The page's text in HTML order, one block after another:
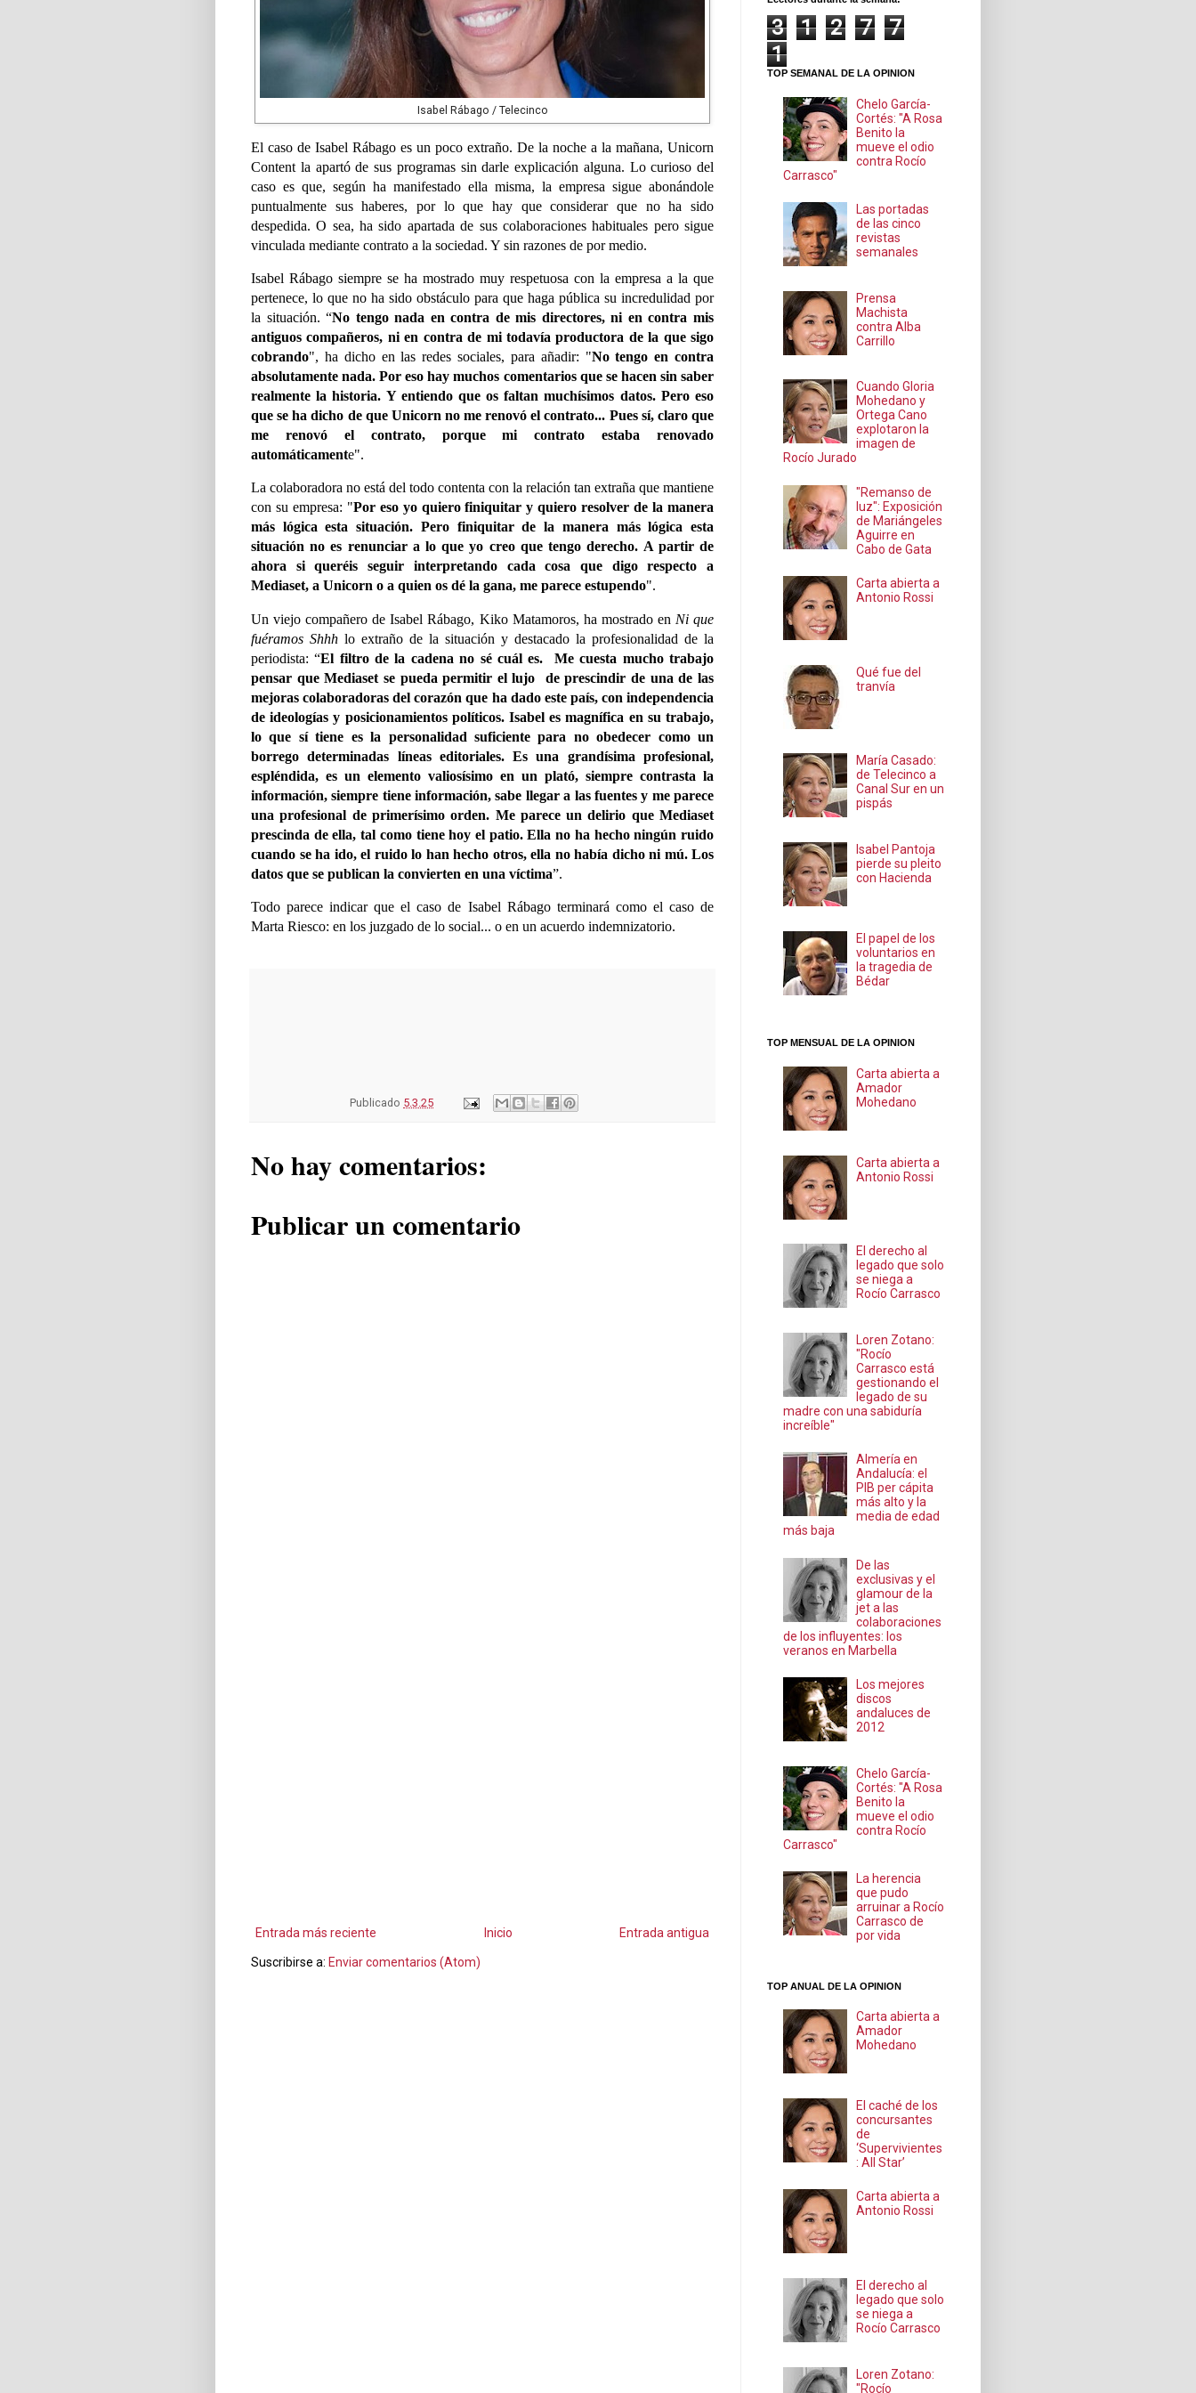
Isabel Rábago / Telecinco
El caso de Isabel Rábago es un poco extraño. De la noche a la mañana, Unicorn
Content la apartó de sus programas sin darle explicación alguna. Lo curioso del
caso es que, según ha manifestado ella misma, la empresa sigue abonándole
puntualmente sus haberes, por lo que hay que considerar que no ha sido
despedida. O sea, ha sido apartada de sus colaboraciones habituales pero sigue
vinculada mediante contrato a la sociedad. Y sin razones de por medio.
Isabel Rábago siempre se ha mostrado muy respetuosa con la empresa a la que
pertenece, lo que no ha sido obstáculo para que haga pública su incredulidad por
la situación. “No tengo nada en contra de mis directores, ni en contra mis
antiguos compañeros, ni en contra de mi todavía productora de la que sigo
cobrando", ha dicho en las redes sociales, para añadir: "No tengo en contra
absolutamente nada. Por eso hay muchos comentarios que se hacen sin saber
realmente la historia. Y entiendo que os faltan muchísimos datos. Pero eso
que se ha dicho de que Unicorn no me renovó el contrato... Pues sí, claro que
me renovó el contrato, porque mi contrato estaba renovado
automáticamente".
La colaboradora no está del todo contenta con la relación tan extraña que mantiene
con su empresa: "Por eso yo quiero finiquitar y quiero resolver de la manera
más lógica esta situación. Pero finiquitar de la manera más lógica esta
situación no es renunciar a lo que yo creo que tengo derecho. A partir de
ahora si queréis seguir interpretando cada cosa que digo respecto a
Mediaset, a Unicorn o a quien os dé la gana, me parece estupendo".
Un viejo compañero de Isabel Rábago, Kiko Matamoros, ha mostrado en Ni que
fuéramos Shhh lo extraño de la situación y destacado la profesionalidad de la
periodista: “El filtro de la cadena no sé cuál es.
Me cuesta mucho trabajo
pensar que Mediaset se pueda permitir el lujo
de prescindir de una de las
mejoras colaboradoras del corazón que ha dado este país, con independencia
de ideologías y posicionamientos políticos. Isabel es magnífica en su trabajo,
lo que sí tiene es la personalidad suficiente para no obedecer como un
borrego determinadas líneas editoriales. Es una grandísima profesional,
espléndida, es un elemento valiosísimo en un plató, siempre contrasta la
información, siempre tiene información, sabe llegar a las fuentes y me parece
una profesional de primerísimo orden. Me parece un delirio que Mediaset
prescinda de ella, tal como tiene hoy el patio. Ella no ha hecho ningún ruido
cuando se ha ido, el ruido lo han hecho otros, ella no había dicho ni mú. Los
datos que se publican la convierten en una víctima”.
Todo parece indicar que el caso de Isabel Rábago terminará como el caso de
Marta Riesco: en los juzgado de lo social... o en un acuerdo indemnizatorio.
Publicado 5.3.25
No hay comentarios:
Publicar un comentario
Entrada más reciente Entrada antigua
Inicio
Suscribirse a: Enviar comentarios (Atom)
3 1 2 7
7
1
TOP SEMANAL DE LA OPINION
Chelo García-
Cortés: "A Rosa
Benito la
mueve el odio
contra Rocío
Carrasco"
Las portadas
de las cinco
revistas
semanales
Prensa
Machista
contra Alba
Carrillo
Cuando Gloria
Mohedano y
Ortega Cano
explotaron la
imagen de
Rocío Jurado
"Remanso de
luz": Exposición
de Mariángeles
Aguirre en
Cabo de Gata
Carta abierta a
Antonio Rossi
Qué fue del
tranvía
María Casado:
de Telecinco a
Canal Sur en un
pispás
Isabel Pantoja
pierde su pleito
con Hacienda
El papel de los
voluntarios en
la tragedia de
Bédar
TOP MENSUAL DE LA OPINION
Carta abierta a
Amador
Mohedano
Carta abierta a
Antonio Rossi
El derecho al
legado que solo
se niega a
Rocío Carrasco
Loren Zotano:
"Rocío
Carrasco está
gestionando el
legado de su
madre con una sabiduría
increíble"
Almería en
Andalucía: el
PIB per cápita
más alto y la
media de edad
más baja
De las
exclusivas y el
glamour de la
jet a las
colaboraciones
de los influyentes: los
veranos en Marbella
Los mejores
discos
andaluces de
2012
Chelo García-
Cortés: "A Rosa
Benito la
mueve el odio
contra Rocío
Carrasco"
La herencia
que pudo
arruinar a Rocío
Carrasco de
por vida
TOP ANUAL DE LA OPINION
Carta abierta a
Amador
Mohedano
El caché de los
concursantes
de
‘Supervivientes
: All Star’
Carta abierta a
Antonio Rossi
El derecho al
legado que solo
se niega a
Rocío Carrasco
Loren Zotano:
"Rocío